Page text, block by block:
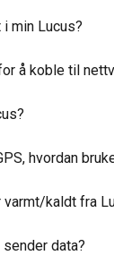
min Lucus?
å koble til
hvordan
varmt/kaldt fra
data?